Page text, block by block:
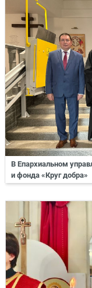
В Епархиальном
и фонда «Круг добра»